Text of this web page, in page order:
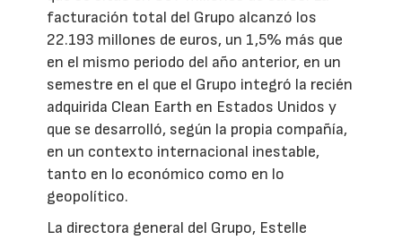
facturación total del Grupo alcanzó los
22.193 millones de euros, un 1,5% más que
en el mismo periodo del año anterior, en un
semestre en el que el Grupo integró la recién
adquirida Clean Earth en Estados Unidos y
que se desarrolló, según la propia compañía,
en un contexto internacional inestable,
tanto en lo económico como en lo
geopolítico.
La directora general del Grupo, Estelle